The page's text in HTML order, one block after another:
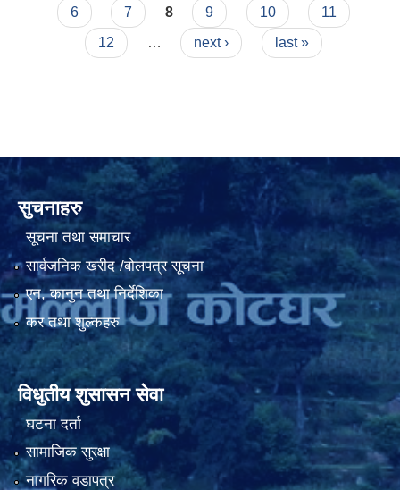
6
7 8 9 10
11
12
… next › last »
सुचनाहरु
सूचना तथा समाचार
सार्वजनिक खरीद /बोलपत्र सूचना
एन, कानुन तथा निर्देशिका
कर तथा शुल्कहरु
विधुतीय शुसासन सेवा
घटना दर्ता
सामाजिक सुरक्षा
नागरिक वडापत्र